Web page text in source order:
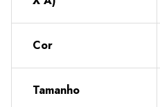
Cor
Tamanho